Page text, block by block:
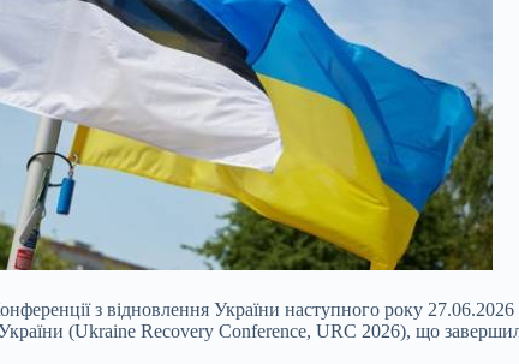
з відновлення України наступного року
(Ukraine Recovery Conference, URC 2026), що